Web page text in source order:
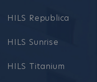
HILS Republica
HILS Sunrise
HILS Titanium